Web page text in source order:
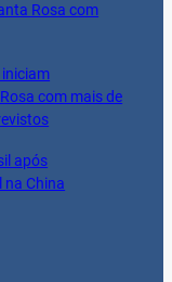
Rosa com
com mais de
após
China